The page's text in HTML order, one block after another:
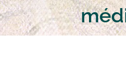
Contact